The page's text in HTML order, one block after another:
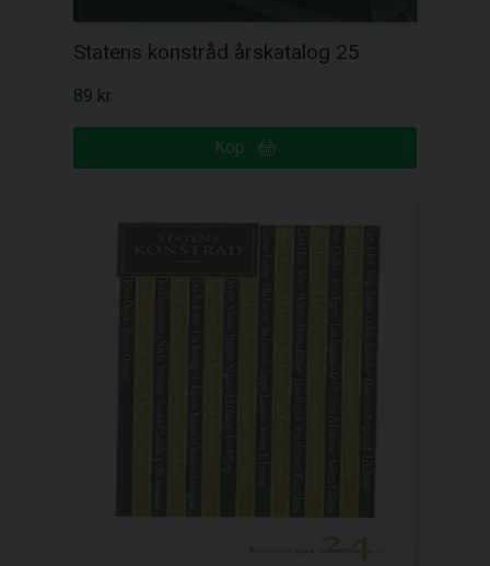
Statens konstråd årskatalog 25
89 kr
Köp